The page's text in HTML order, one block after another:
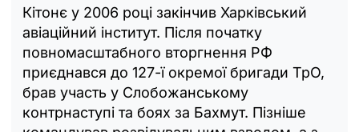
Кітонє у 2006 році закінчив Харківський
авіаційний інститут. Після початку
повномасштабного вторгнення РФ
приєднався до 127-ї окремої бригади ТрО,
брав участь у Слобожанському
контрнаступі та боях за Бахмут. Пізніше